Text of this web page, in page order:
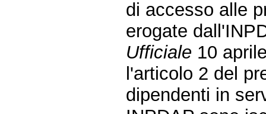
di accesso alle
erogate
Ufficiale 10
l'articolo 2 del
dipendenti in